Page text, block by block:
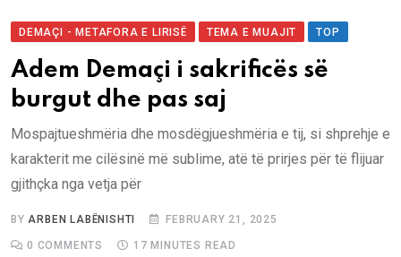
DEMAÇI - METAFORA E LIRISË TEMA E MUAJIT TOP
Adem Demaçi i sakrificës së
burgut dhe pas saj
Mospajtueshmëria dhe mosdëgjueshmëria e tij, si shprehje e
karakterit me cilësinë më sublime, atë të prirjes për të flijuar
gjithçka nga vetja për
BYARBEN LABËNISHTI FEBRUARY 21, 2025
0 COMMENTS 17 MINUTES READ